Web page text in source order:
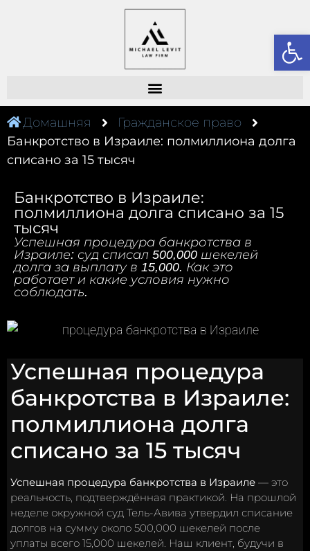
Домашняя
Гражданское право
Банкротство в Израиле: полмиллиона долга
списано за 15 тысяч
Банкротство в Израиле:
полмиллиона долга списано за 15
тысяч
Успешная процедура банкротства в
Израиле: суд списал 500,000 шекелей
долга за выплату в 15,000. Как это
работает и какие условия нужно
соблюдать.
Успешная процедура
банкротства в Израиле:
полмиллиона долга
списано за 15 тысяч
Успешная процедура банкротства в Израиле — это
реальность, подтверждённая практикой. На прошлой
неделе окружной суд Тель-Авива утвердил списание
долгов на сумму около 500,000 шекелей после
уплаты всего 15,000 шекелей. Наш клиент, будучи в